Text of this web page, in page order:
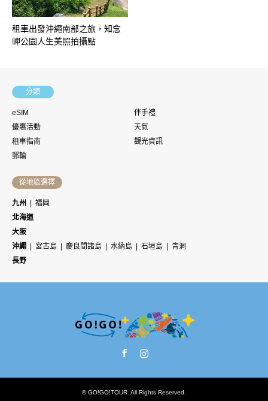
租車出發沖繩南部之旅，知念
岬公園人生美照拍攝點
分類
eSIM
伴手禮
優惠活動
天氣
租車指南
觀光資訊
郵輪
從地區選擇
九州
福岡
北海道
大阪
沖繩
宮古島 慶良間諸島 水納島 石垣島
青洞
長野
©GO!GO!TOUR. All Rights Reserved.